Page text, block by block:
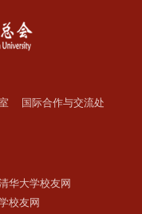
国际合作与交流处
华大学校友网
校友网